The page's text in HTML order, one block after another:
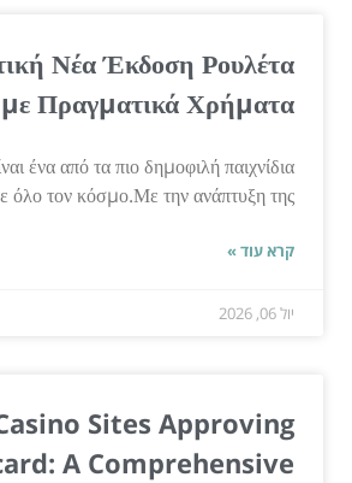
Νέα Έκδοση Ρουλέτα
Πραγματικά Χρήματα
ένα από τα πιο δημοφιλή παιχνίδια
όλο τον κόσμο.Με την ανάπτυξη της...
קרא עוד »
יול 06, 2026
Sites Approving
A Comprehensive